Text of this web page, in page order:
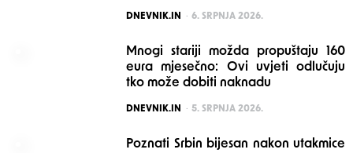
POSTED
DNEVNIK.IN 6. SRPNJA 2026.
Mnogi stariji možda propuštaju 160
eura mjesečno: Ovi uvjeti odlučuju
tko može dobiti naknadu
POSTED
DNEVNIK.IN 5. SRPNJA 2026.
Poznati Srbin bijesan nakon utakmice